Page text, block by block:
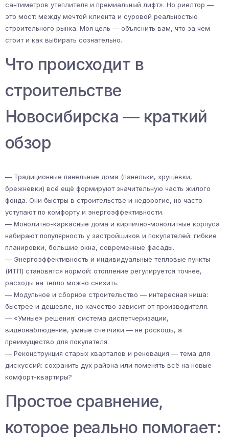
сантиметров утеплителя и премиальный лифт». Но риелтор —
это мост: между мечтой клиента и суровой реальностью
строительного рынка. Моя цель — объяснить вам, что за чем
стоит и как выбирать сознательно.
Что происходит в
строительстве
Новосибирска — краткий
обзор
— Традиционные панельные дома (панельки, хрущёвки,
брежневки) всё ещё формируют значительную часть жилого
фонда. Они быстры в строительстве и недорогие, но часто
уступают по комфорту и энергоэффективности.
— Монолитно-каркасные дома и кирпично-монолитные корпуса
набирают популярность у застройщиков и покупателей: гибкие
планировки, большие окна, современные фасады.
— Энергоэффективность и индивидуальные тепловые пункты
(ИТП) становятся нормой: отопление регулируется точнее,
расходы на тепло можно снизить.
— Модульное и сборное строительство — интересная ниша:
быстрее и дешевле, но качество зависит от производителя.
— «Умные» решения: система диспетчеризации,
видеонаблюдение, умные счетчики — не роскошь, а
преимущество для покупателя.
— Реконструкция старых кварталов и реновация — тема для
дискуссий: сохранить дух района или поменять всё на новые
комфорт-квартиры?
Простое сравнение,
которое реально помогает: